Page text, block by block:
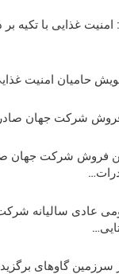
غذایی با تکیه بر
حامیان امنیت
فروش شرکت جهان
فروش شرکت جهان
عادی سالیانه
سرزمین گاوهای